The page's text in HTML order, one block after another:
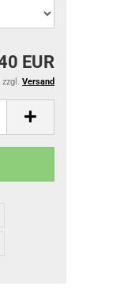
EUR
Versand